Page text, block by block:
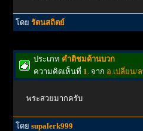
โดย รัตนสถิตย์
ประเภท คำติชมด้านบวก
ความคิดเห็นที่ 1. จาก อ.เปลี่ยน/
พระสวยมากครับ
โดย supalerk999